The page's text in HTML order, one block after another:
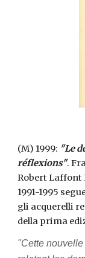
(M) 1999: "Le
réflexions".
Robert Laffont
1991-1995
gli acquerelli
della prima
"Cette